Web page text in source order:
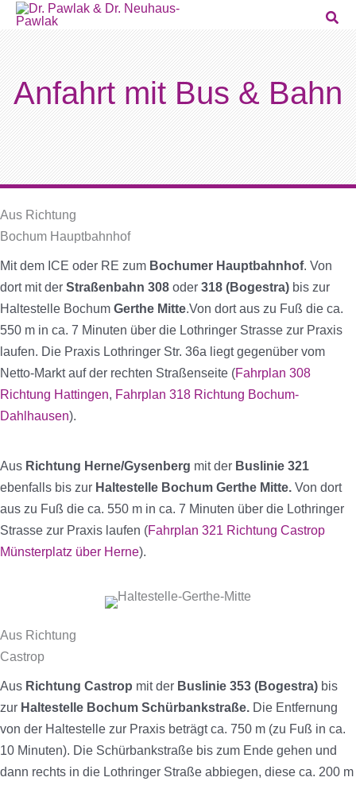
Zum
Inhalt
springen
Anfahrt mit Bus & Bahn
Aus Richtung
Bochum Hauptbahnhof
Mit dem ICE oder RE zum Bochumer Hauptbahnhof. Von
dort mit der Straßenbahn 308 oder 318 (Bogestra) bis zur
Haltestelle Bochum Gerthe Mitte.Von dort aus zu Fuß die ca.
550 m in ca. 7 Minuten über die Lothringer Strasse zur Praxis
laufen. Die Praxis Lothringer Str. 36a liegt gegenüber vom
Netto-Markt auf der rechten Straßenseite (Fahrplan 308
Richtung Hattingen, Fahrplan 318 Richtung Bochum-
Dahlhausen).
Aus Richtung Herne/Gysenberg mit der Buslinie 321
ebenfalls bis zur Haltestelle Bochum Gerthe Mitte. Von dort
aus zu Fuß die ca. 550 m in ca. 7 Minuten über die Lothringer
Strasse zur Praxis laufen (Fahrplan 321 Richtung Castrop
Münsterplatz über Herne).
Aus Richtung
Castrop
Aus Richtung Castrop mit der Buslinie 353 (Bogestra) bis
zur Haltestelle Bochum Schürbankstraße. Die Entfernung
von der Haltestelle zur Praxis beträgt ca. 750 m (zu Fuß in ca.
10 Minuten). Die Schürbankstraße bis zum Ende gehen und
dann rechts in die Lothringer Straße abbiegen, diese ca. 200 m